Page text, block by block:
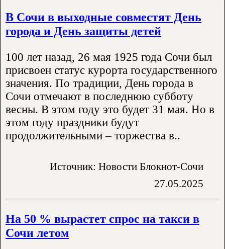
В Сочи в выходные совместят День
города и День защиты детей
100 лет назад, 26 мая 1925 года Сочи был
присвоен статус курорта государственного
значения. По традиции, День города в
Сочи отмечают в последнюю субботу
весны. В этом году это будет 31 мая. Но в
этом году праздники будут
продолжительными – торжества в..
Источник: Новости Блокнот-Сочи
27.05.2025
На 50 % вырастет спрос на такси в
Сочи летом